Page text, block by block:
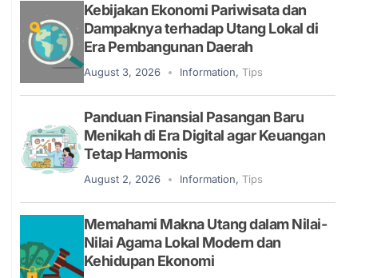
Kebijakan Ekonomi Pariwisata dan
Dampaknya terhadap Utang Lokal di
Era Pembangunan Daerah
August 3, 2026 Information, Tips
Panduan Finansial Pasangan Baru
Menikah di Era Digital agar Keuangan
Tetap Harmonis
August 2, 2026 Information, Tips
Memahami Makna Utang dalam Nilai-
Nilai Agama Lokal Modern dan
Kehidupan Ekonomi